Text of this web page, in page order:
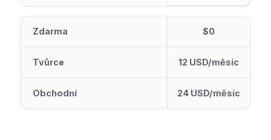
Zdarma $0
Tvůrce 12 USD/měsíc
Obchodní 24 USD/měsíc